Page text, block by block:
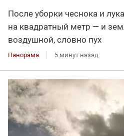
После уборки чеснока и
на квадратный метр — и
воздушной, словно пух
Панорама 5 минут назад